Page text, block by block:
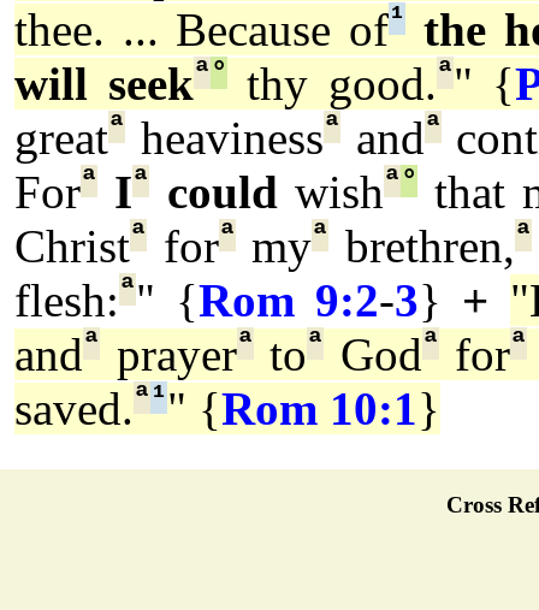
thee. ... Because of¹
the
will seekª°thy good.ª" {
greatª heavinessªandª
Forª Iª could wishª°that
Christª forªmyª brethren,ª
flesh:ª" {Rom 9:2-3} +
andª prayerª toª Godª forª
saved.ª¹" {Rom 10:1}
Cross